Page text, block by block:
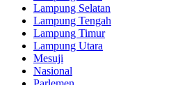
Lampung Selatan
Lampung Tengah
Lampung Timur
Lampung Utara
Mesuji
Nasional